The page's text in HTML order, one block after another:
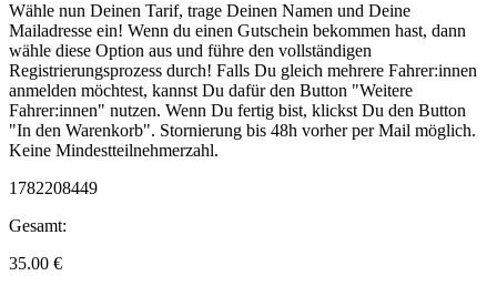
Wähle nun Deinen Tarif, trage Deinen Namen und Deine
Mailadresse ein! Wenn du einen Gutschein bekommen hast, dann
wähle diese Option aus und führe den vollständigen
Registrierungsprozess durch! Falls Du gleich mehrere Fahrer:innen
anmelden möchtest, kannst Du dafür den Button "Weitere
Fahrer:innen" nutzen. Wenn Du fertig bist, klickst Du den Button
"In den Warenkorb". Stornierung bis 48h vorher per Mail möglich.
Keine Mindestteilnehmerzahl.
1782208449
Gesamt:
35.00 €